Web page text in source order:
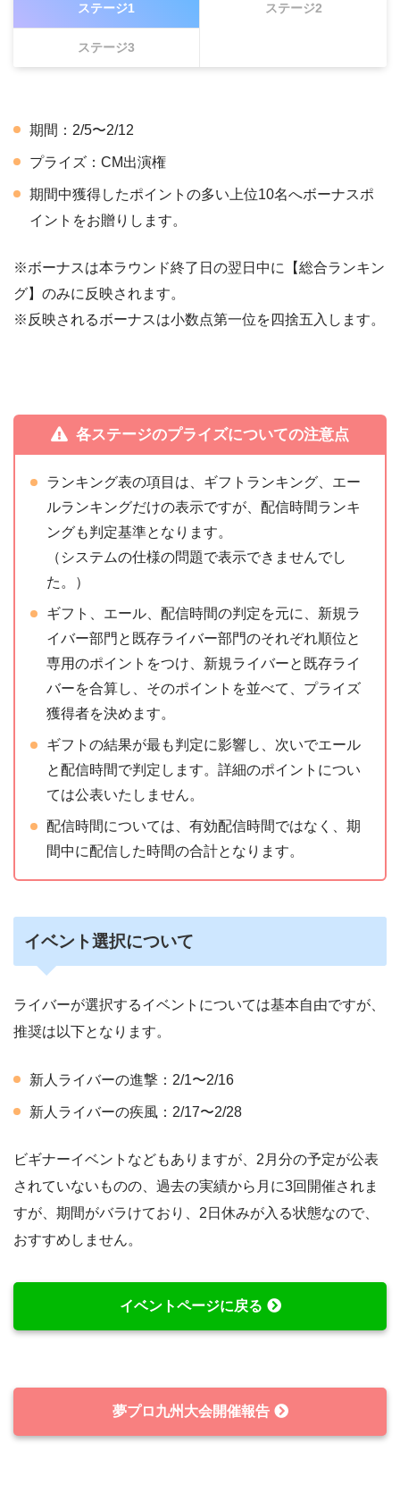
ステージ1 ステージ2
ステージ3
期間：2/5〜2/12
プライズ：CM出演権
期間中獲得したポイントの多い上位10名へボーナスポ
イントをお贈りします。
※ボーナスは本ラウンド終了日の翌日中に【総合ランキン
グ】のみに反映されます。
※反映されるボーナスは小数点第一位を四捨五入します。
各ステージのプライズについての注意点
ランキング表の項目は、ギフトランキング、エー
ルランキングだけの表示ですが、配信時間ランキ
ングも判定基準となります。
（システムの仕様の問題で表示できませんでし
た。）
ギフト、エール、配信時間の判定を元に、新規ラ
イバー部門と既存ライバー部門のそれぞれ順位と
専用のポイントをつけ、新規ライバーと既存ライ
バーを合算し、そのポイントを並べて、プライズ
獲得者を決めます。
ギフトの結果が最も判定に影響し、次いでエール
と配信時間で判定します。詳細のポイントについ
ては公表いたしません。
配信時間については、有効配信時間ではなく、期
間中に配信した時間の合計となります。
イベント選択について
ライバーが選択するイベントについては基本自由ですが、
推奨は以下となります。
新人ライバーの進撃：2/1〜2/16
新人ライバーの疾風：2/17〜2/28
ビギナーイベントなどもありますが、2月分の予定が公表
されていないものの、過去の実績から月に3回開催されま
すが、期間がバラけており、2日休みが入る状態なので、
おすすめしません。
イベントページに戻る
夢プロ九州大会開催報告